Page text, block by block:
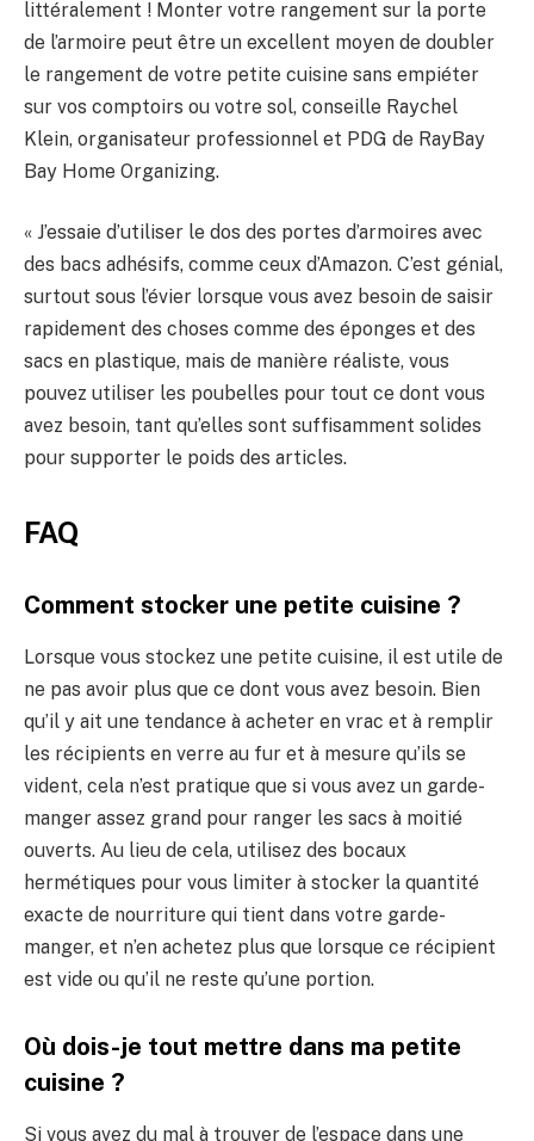
littéralement ! Monter votre rangement sur la porte
de l’armoire peut être un excellent moyen de doubler
le rangement de votre petite cuisine sans empiéter
sur vos comptoirs ou votre sol, conseille Raychel
Klein, organisateur professionnel et PDG de RayBay
Bay Home Organizing.
« J’essaie d’utiliser le dos des portes d’armoires avec
des bacs adhésifs, comme ceux d’Amazon. C’est génial,
surtout sous l’évier lorsque vous avez besoin de saisir
rapidement des choses comme des éponges et des
sacs en plastique, mais de manière réaliste, vous
pouvez utiliser les poubelles pour tout ce dont vous
avez besoin, tant qu’elles sont suffisamment solides
pour supporter le poids des articles.
FAQ
Comment stocker une petite cuisine ?
Lorsque vous stockez une petite cuisine, il est utile de
ne pas avoir plus que ce dont vous avez besoin. Bien
qu’il y ait une tendance à acheter en vrac et à remplir
les récipients en verre au fur et à mesure qu’ils se
vident, cela n’est pratique que si vous avez un garde-
manger assez grand pour ranger les sacs à moitié
ouverts. Au lieu de cela, utilisez des bocaux
hermétiques pour vous limiter à stocker la quantité
exacte de nourriture qui tient dans votre garde-
manger, et n’en achetez plus que lorsque ce récipient
est vide ou qu’il ne reste qu’une portion.
Où dois-je tout mettre dans ma petite
cuisine ?
Si vous avez du mal à trouver de l’espace dans une